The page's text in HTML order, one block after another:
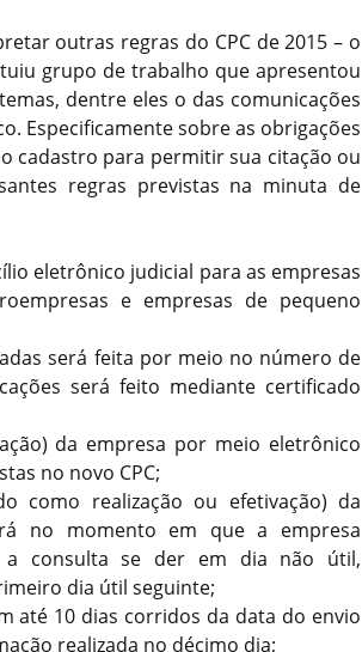
outras regras do CPC de 2015 – o
grupo de trabalho que apresentou
dentre eles o das comunicações
Especificamente sobre as obrigações
cadastro para permitir sua citação ou
regras previstas na minuta de
eletrônico judicial para as empresas
e empresas de pequeno
será feita por meio no número de
será feito mediante certificado
da empresa por meio eletrônico
no novo CPC;
como realização ou efetivação) da
no momento em que a empresa
a consulta se der em dia não útil,
dia útil seguinte;
até 10 dias corridos da data do envio
realizada no décimo dia;